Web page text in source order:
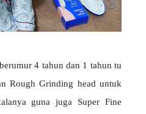
4 tahun dan 1 tahun tu
Rough Grinding head untuk
guna juga Super Fine